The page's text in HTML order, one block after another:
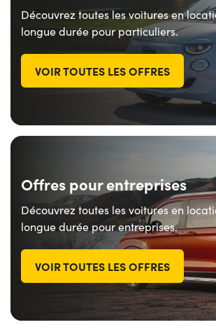
Découvrez toutes les voitures en
longue durée pour particuliers.
VOIR TOUTES LES OFFRES
Offres pour entreprises
Découvrez toutes les voitures en
longue durée pour entreprises.
VOIR TOUTES LES OFFRES